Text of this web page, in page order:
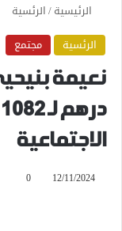
الرئيسية/الرئسية
الرئسية
مجتمع
الاجتماعية
12/11/2024
0